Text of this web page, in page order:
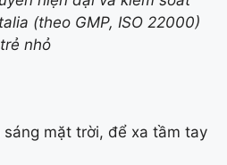
(theo GMP, ISO 22000)
nhỏ
mặt trời, để xa tầm tay